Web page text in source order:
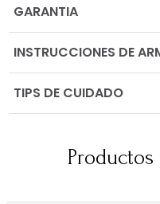
GARANTIA
INSTRUCCIONES DE
TIPS DE CUIDADO